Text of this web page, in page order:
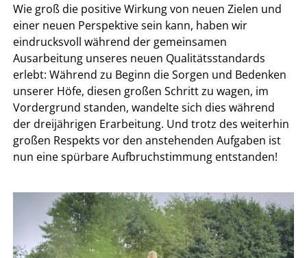
Wie groß die positive Wirkung von neuen Zielen und
einer neuen Perspektive sein kann, haben wir
eindrucksvoll während der gemeinsamen
Ausarbeitung unseres neuen Qualitätsstandards
erlebt: Während zu Beginn die Sorgen und Bedenken
unserer Höfe, diesen großen Schritt zu wagen, im
Vordergrund standen, wandelte sich dies während
der dreijährigen Erarbeitung. Und trotz des weiterhin
großen Respekts vor den anstehenden Aufgaben ist
nun eine spürbare Aufbruchstimmung entstanden!